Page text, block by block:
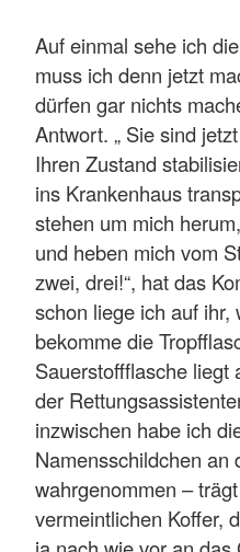
Auf einmal sehe ich
muss ich denn jetzt
dürfen gar nichts
Antwort. „ Sie sind
Ihren Zustand
ins Krankenhaus
stehen um mich
und heben mich vom
zwei, drei!“, hat das
schon liege ich auf ihr,
bekomme die
Sauerstoffflasche liegt
der
inzwischen habe ich
Namensschildchen an
wahrgenommen –
vermeintlichen Koffer,